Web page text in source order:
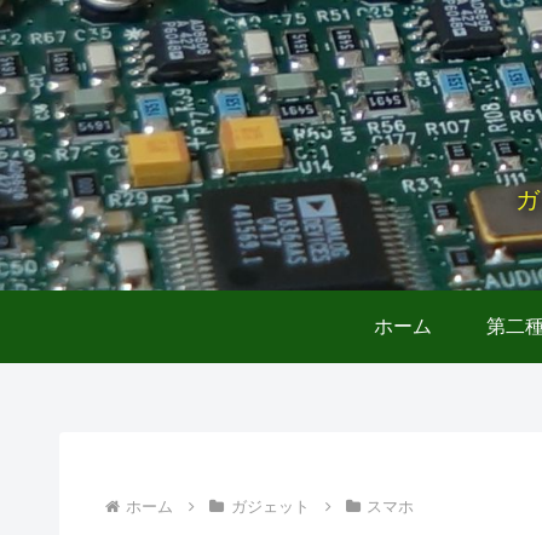
ホーム 第二
ホーム ガジェット スマホ